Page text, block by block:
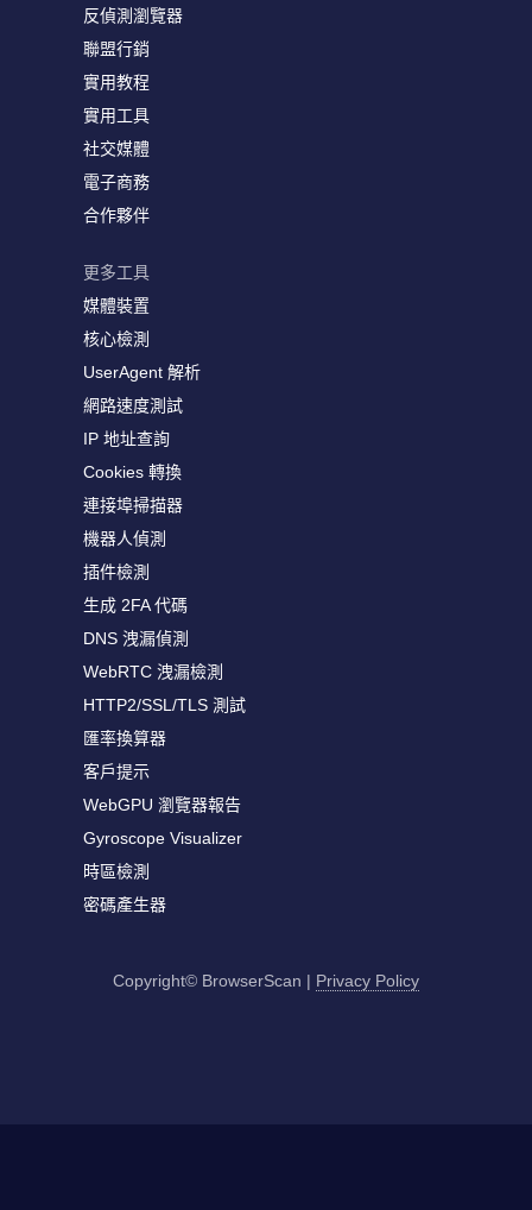
反偵測瀏覽器
聯盟行銷
實用教程
實用工具
社交媒體
電子商務
合作夥伴
更多工具
媒體裝置
核心檢測
UserAgent 解析
網路速度測試
IP 地址查詢
Cookies 轉換
連接埠掃描器
機器人偵測
插件檢測
生成 2FA 代碼
DNS 洩漏偵測
WebRTC 洩漏檢測
HTTP2/SSL/TLS 測試
匯率換算器
客戶提示
WebGPU 瀏覽器報告
Gyroscope Visualizer
時區檢測
密碼產生器
Copyright© BrowserScan | Privacy Policy